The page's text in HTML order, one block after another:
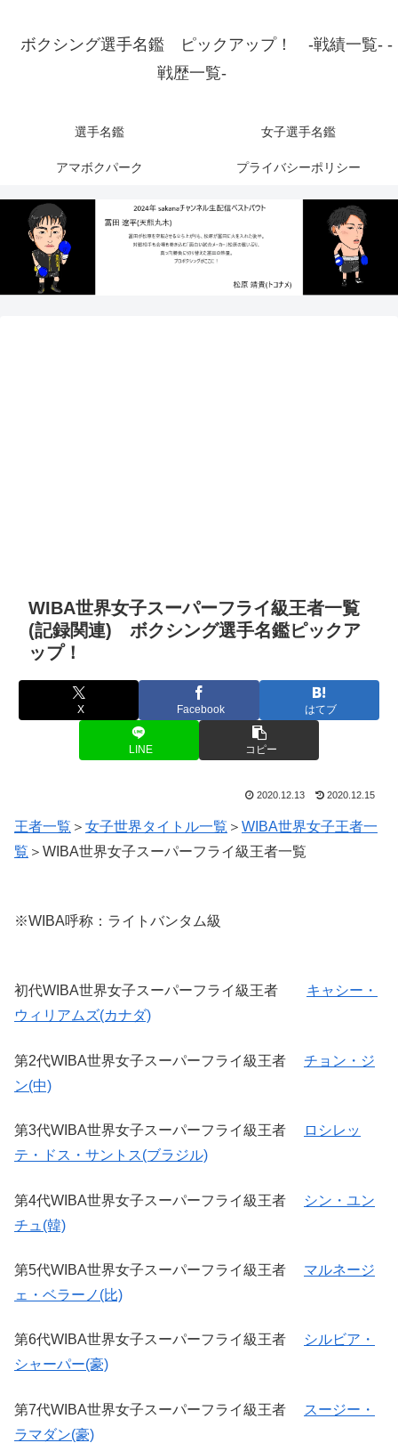
ボクシング選手名鑑 ピックアップ！ -戦績一覧- -
戦歴一覧-
選手名鑑 女子選手名鑑
アマボクパーク プライバシーポリシー
WIBA世界女子スーパーフライ級王者一覧
(記録関連) ボクシング選手名鑑ピックア
ップ！
X Facebook はてブ
LINE コピー
2020.12.13 2020.12.15
王者一覧 ＞ 女子世界タイトル一覧 ＞ WIBA世界女子王者一
覧 ＞WIBA世界女子スーパーフライ級王者一覧
※WIBA呼称：ライトバンタム級
初代WIBA世界女子スーパーフライ級王者 キャシー・
ウィリアムズ(カナダ)
第2代WIBA世界女子スーパーフライ級王者 チョン・ジ
ン(中)
第3代WIBA世界女子スーパーフライ級王者
ロシレッ
テ・ドス・サントス(ブラジル)
第4代WIBA世界女子スーパーフライ級王者
シン・ユン
チュ(韓)
第5代WIBA世界女子スーパーフライ級王者 マルネージ
ェ・ベラーノ(比)
第6代WIBA世界女子スーパーフライ級王者
シルビア・
シャーパー(豪)
第7代WIBA世界女子スーパーフライ級王者
スージー・
ラマダン(豪)